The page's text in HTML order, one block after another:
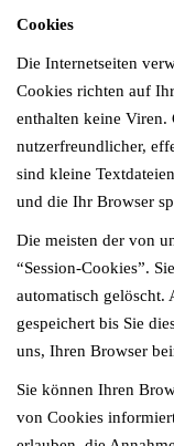
Cookies
Die Internetseiten
Cookies richten auf
enthalten keine Viren.
nutzerfreundlicher,
sind kleine
und die Ihr Browser
Die meisten der von
“Session-Cookies”.
automatisch gelöscht.
gespeichert bis Sie
uns, Ihren Browser
Sie können Ihren
von Cookies